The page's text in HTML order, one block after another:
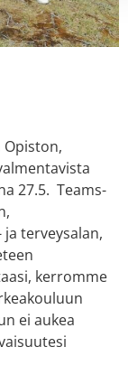
Opiston,
27.5. Teams-
terveysalan,
kerromme
ei aukea